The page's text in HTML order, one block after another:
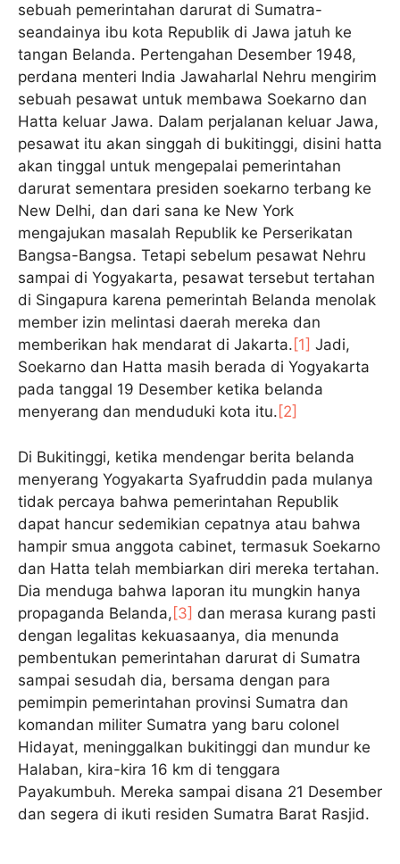
sebuah pemerintahan darurat di Sumatra-
seandainya ibu kota Republik di Jawa jatuh ke
tangan Belanda. Pertengahan Desember 1948,
perdana menteri India Jawaharlal Nehru mengirim
sebuah pesawat untuk membawa Soekarno dan
Hatta keluar Jawa. Dalam perjalanan keluar Jawa,
pesawat itu akan singgah di bukitinggi, disini hatta
akan tinggal untuk mengepalai pemerintahan
darurat sementara presiden soekarno terbang ke
New Delhi, dan dari sana ke New York
mengajukan masalah Republik ke Perserikatan
Bangsa-Bangsa. Tetapi sebelum pesawat Nehru
sampai di Yogyakarta, pesawat tersebut tertahan
di Singapura karena pemerintah Belanda menolak
member izin melintasi daerah mereka dan
memberikan hak mendarat di Jakarta. [1] Jadi,
Soekarno dan Hatta masih berada di Yogyakarta
pada tanggal 19 Desember ketika belanda
menyerang dan menduduki kota itu. [2]
Di Bukitinggi, ketika mendengar berita belanda
menyerang Yogyakarta Syafruddin pada mulanya
tidak percaya bahwa pemerintahan Republik
dapat hancur sedemikian cepatnya atau bahwa
hampir smua anggota cabinet, termasuk Soekarno
dan Hatta telah membiarkan diri mereka tertahan.
Dia menduga bahwa laporan itu mungkin hanya
propaganda Belanda, [3] dan merasa kurang pasti
dengan legalitas kekuasaanya, dia menunda
pembentukan pemerintahan darurat di Sumatra
sampai sesudah dia, bersama dengan para
pemimpin pemerintahan provinsi Sumatra dan
komandan militer Sumatra yang baru colonel
Hidayat, meninggalkan bukitinggi dan mundur ke
Halaban, kira-kira 16 km di tenggara
Payakumbuh. Mereka sampai disana 21 Desember
dan segera di ikuti residen Sumatra Barat Rasjid.